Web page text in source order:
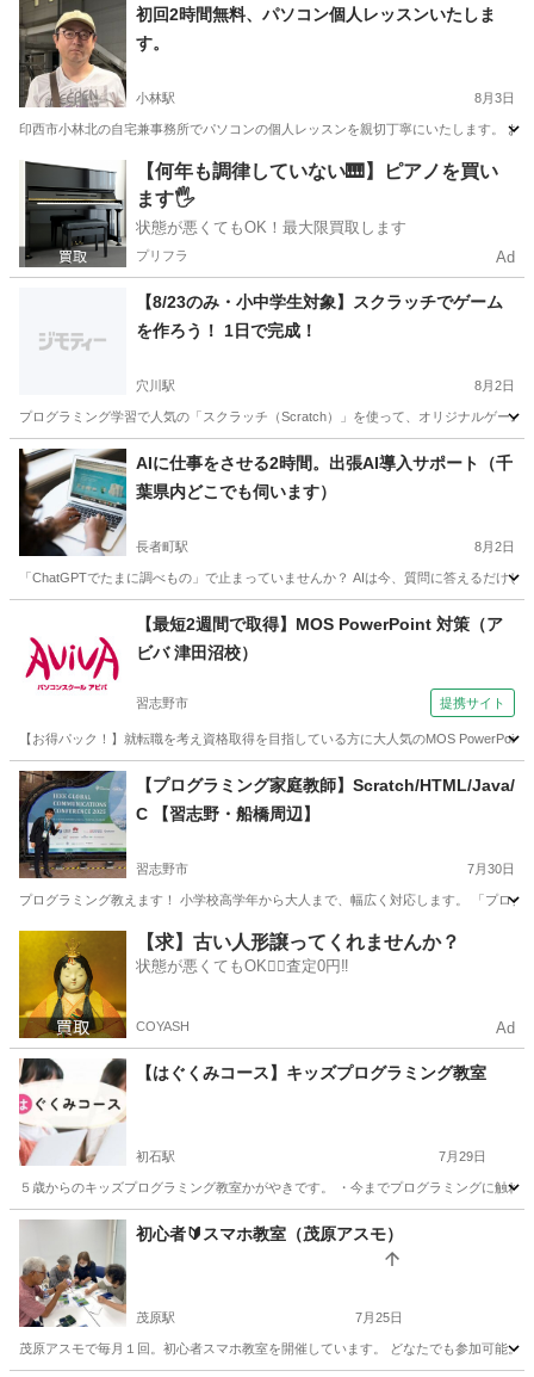
千葉 八千代台駅 Windows総合 千代田区
Windows総合 タブレット
初回2時間無料、パソコン個人レッスンいたしま
す。
小林駅 8月3日
印西市小林北の自宅兼事務所でパソコンの個人レッスンを親切丁寧にいたします。
千葉 印西市 小林駅 Windows総合 個人
【何年も調律していない🎹】ピアノを買い
ます🖐️
状態が悪くてもOK！最大限買取します
プリフラ Ad
【8/23のみ・小中学生対象】スクラッチでゲーム
を作ろう！ 1日で完成！
穴川駅 8月2日
プログラミング学習で人気の「スクラッチ（Scratch）」を使って、オリジナルゲー
千葉 千葉市 穴川駅 プログラミング タブレット
AIに仕事をさせる2時間。出張AI導入サポート（千
葉県内どこでも伺います）
長者町駅 8月2日
「ChatGPTでたまに調べもの」で止まっていませんか？ AIは今、質問に答えるだけ
長者町駅 その他
【最短2週間で取得】MOS PowerPoint 対策（ア
ビバ 津田沼校）
習志野市 提携サイト
【お得パック！】就転職を考え資格取得を目指している方に大人気のMOS
千葉 習志野市 パワーポイント
【プログラミング家庭教師】Scratch/HTML/Java/
C 【習志野・船橋周辺】
習志野市 7月30日
プログラミング教えます！ 小学校高学年から大人まで、幅広く対応します。 「プロ
プログラミング Java
【求】古い人形譲ってくれませんか？
状態が悪くてもOK🙆‍♀️査定0円‼️
COYASH Ad
【はぐくみコース】キッズプログラミング教室
初石駅 7月29日
５歳からのキッズプログラミング教室かがやきです。 ・今までプログラミングに触
千葉 流山市 初石駅 プログラミング キッズプログラミング
初心者🔰スマホ教室（茂原アスモ）
茂原駅 7月25日
茂原アスモで毎月１回。初心者スマホ教室を開催しています。 どなたでも参加可能